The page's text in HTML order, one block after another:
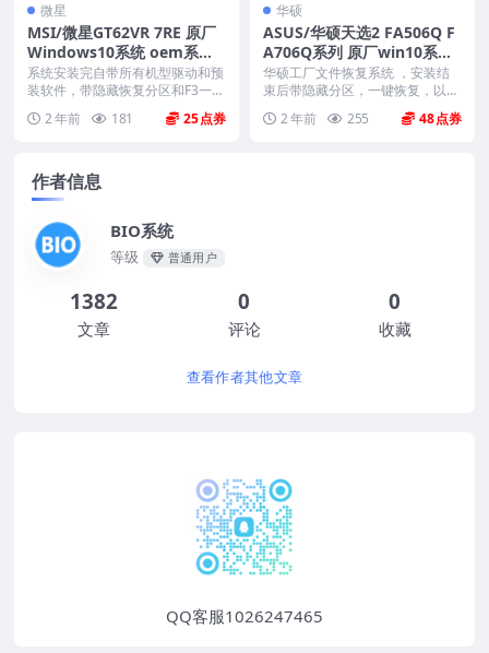
微星
MSI/微星GT62VR 7RE 原厂
Windows10系统 oem系统
带F3一键恢复
系统安装完自带所有机型驱动和预
装软件，带隐藏恢复分区和F3一键
2 年前 181 25
华硕
ASUS/华硕天选2 FA506Q F
A706Q系列 原厂win10系统
工厂文件 带F12 ASUS Reco
very恢复
华硕工厂文件恢复系统 ，安装结
束后带隐藏分区，一键恢复，以及
2 年前 255 48
作者信息
BIO系统
等级 普通用户
1382
文章
0
评论
0
收藏
查看作者其他文章
QQ客服1026247465